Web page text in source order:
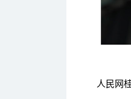
人民网桂